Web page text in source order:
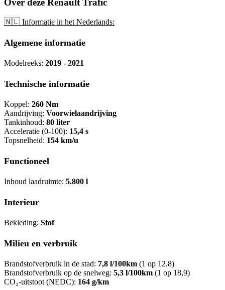
Over deze Renault Trafic
🇳🇱 Informatie in het Nederlands:
Algemene informatie
Modelreeks: 2019 - 2021
Technische informatie
Koppel: 260 Nm
Aandrijving: Voorwielaandrijving
Tankinhoud: 80 liter
Acceleratie (0-100): 15,4 s
Topsnelheid: 154 km/u
Functioneel
Inhoud laadruimte: 5.800 l
Interieur
Bekleding: Stof
Milieu en verbruik
Brandstofverbruik in de stad: 7,8 l/100km (1 op 12,8)
Brandstofverbruik op de snelweg: 5,3 l/100km (1 op 18,9)
CO₂-uitstoot (NEDC): 164 g/km